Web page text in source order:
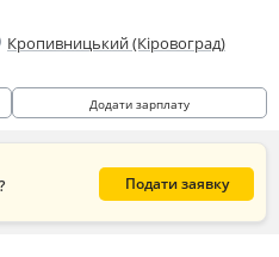
Кропивницький (Кіровоград)
Додати зарплату
Подати заявку